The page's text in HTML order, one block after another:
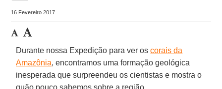
16 Fevereiro 2017
Durante nossa Expedição para ver oscorais da
Amazônia, encontramos uma formação geológica
inesperada que surpreendeu os cientistas e mostra o
quão pouco sabemos sobre a região.